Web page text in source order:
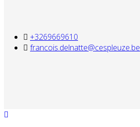
+3269669610
francois.delnatte@cespleuze.be